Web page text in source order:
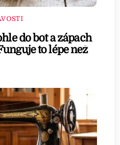
do bot a zápach
to lépe než